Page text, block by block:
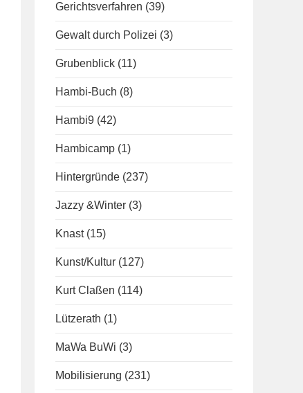
Gerichtsverfahren (39)
Gewalt durch Polizei (3)
Grubenblick (11)
Hambi-Buch (8)
Hambi9 (42)
Hambicamp (1)
Hintergründe (237)
Jazzy &Winter (3)
Knast (15)
Kunst/Kultur (127)
Kurt Claßen (114)
Lützerath (1)
MaWa BuWi (3)
Mobilisierung (231)